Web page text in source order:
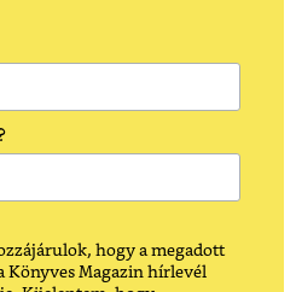
hogy a megadott
Könyves Magazin hírlevél